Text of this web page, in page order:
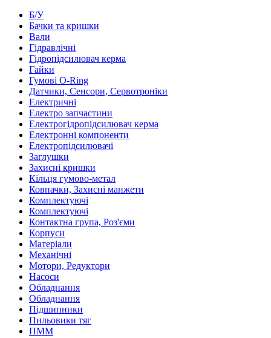
Б/У
Бачки та кришки
Вали
Гідравлічні
Гідропідсилювач керма
Гайки
Гумові O-Ring
Датчики, Сенсори, Сервотроніки
Електричні
Електро запчастини
Електрогідропідсилювач керма
Електронні компоненти
Електропідсилювачі
Заглушки
Захисні кришки
Кільця гумово-метал
Ковпачки, Захисні манжети
Комплектуючі
Комплектуючі
Контактна група, Роз'єми
Корпуси
Матеріали
Механічні
Мотори, Редуктори
Насоси
Обладнання
Обладнання
Підшипники
Пильовики тяг
ПММ